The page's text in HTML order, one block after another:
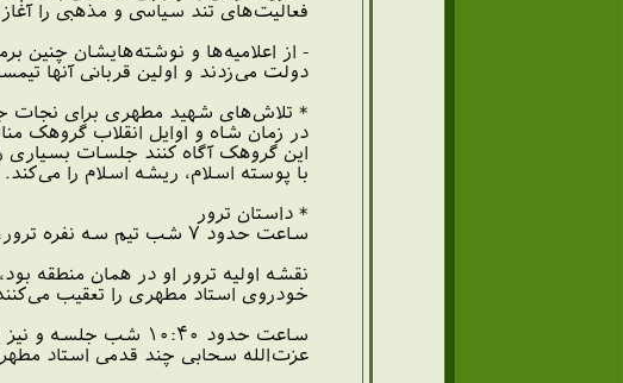
فعالیت‌های تند سیاسی و مذهبی را
- از اعلامیه‌ها و نوشته‌هایشان چنین
دولت می‌زدند و اولین قربانی آنها
* تلاش‌های شهید مطهری برای نجات
در زمان شاه و اوایل انقلاب گروهک
این گروهک آگاه کنند جلسات بسیاری
با پوسته اسلام، ریشه اسلام را می‌کند.
* داستان ترور
ساعت حدود ۷ شب تیم سه نفره ترور، شامل بصیری، نیکنام و وفا قاضی‌زاده مقابل منزل شهید مطهری در خیابان دولت تهران توقف می‌کنند.
نقشه اولیه ترور او در همان منطقه
خودروی استاد مطهری را تعقیب
ساعت حدود ۱۰:۴۰
عزت‌الله سحابی چند قدمی استاد